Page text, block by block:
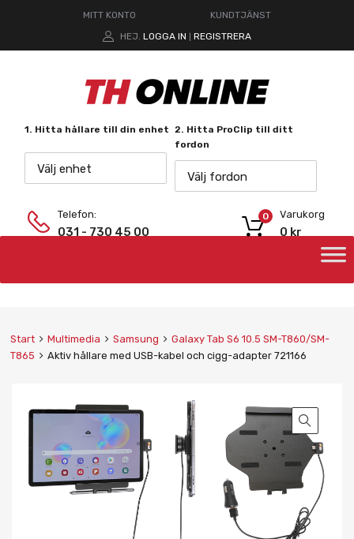
MITT KONTO
KUNDTJÄNST
HEJ. LOGGA IN REGISTRERA
1. Hitta hållare till din enhet
Välj enhet
2. Hitta ProClip till ditt
fordon
Välj fordon
Telefon:
031 - 730 45 00
Varukorg
0 kr
0
Start Multimedia Samsung
Galaxy Tab S6 10.5 SM-T860/SM-
T865
Aktiv hållare med USB-kabel och cigg-adapter 721166